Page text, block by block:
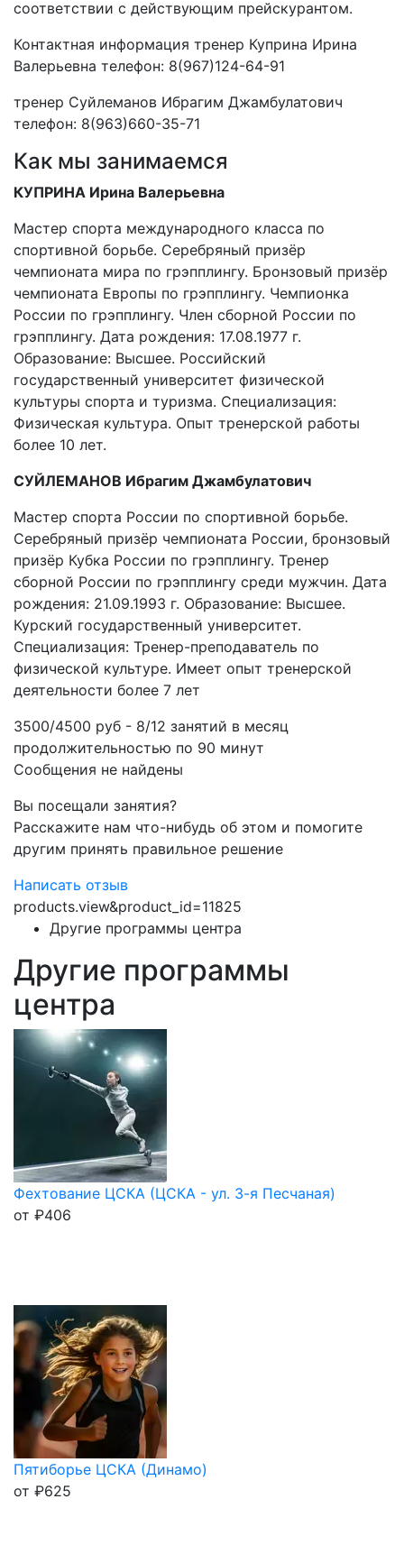
соответствии с действующим прейскурантом.
Контактная информация тренер Куприна Ирина
Валерьевна телефон: 8(967)124-64-91
тренер Суйлеманов Ибрагим Джамбулатович
телефон: 8(963)660-35-71
Как мы занимаемся
КУПРИНА Ирина Валерьевна
Мастер спорта международного класса по
спортивной борьбе. Серебряный призёр
чемпионата мира по грэпплингу. Бронзовый призёр
чемпионата Европы по грэпплингу. Чемпионка
России по грэпплингу. Член сборной России по
грэпплингу. Дата рождения: 17.08.1977 г.
Образование: Высшее. Российский
государственный университет физической
культуры спорта и туризма. Специализация:
Физическая культура. Опыт тренерской работы
более 10 лет.
СУЙЛЕМАНОВ Ибрагим Джамбулатович
Мастер спорта России по спортивной борьбе.
Серебряный призёр чемпионата России, бронзовый
призёр Кубка России по грэпплингу. Тренер
сборной России по грэпплингу среди мужчин. Дата
рождения: 21.09.1993 г. Образование: Высшее.
Курский государственный университет.
Специализация: Тренер-преподаватель по
физической культуре. Имеет опыт тренерской
деятельности более 7 лет
3500/4500 руб - 8/12 занятий в месяц
продолжительностью по 90 минут
Сообщения не найдены
Вы посещали занятия?
Расскажите нам что-нибудь об этом и помогите
другим принять правильное решение
Написать отзыв
products.view&product_id=11825
Другие программы центра
Другие программы
центра
Фехтование ЦСКА (ЦСКА - ул. 3-я Песчаная)
от ₽406
Пятиборье ЦСКА (Динамо)
от ₽625